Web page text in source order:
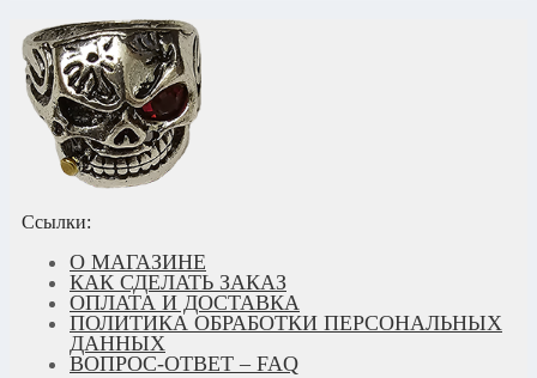
Ссылки:
О МАГАЗИНЕ
КАК СДЕЛАТЬ ЗАКАЗ
ОПЛАТА И ДОСТАВКА
ПОЛИТИКА ОБРАБОТКИ ПЕРСОНАЛЬНЫХ
ДАННЫХ
ВОПРОС-ОТВЕТ – FAQ